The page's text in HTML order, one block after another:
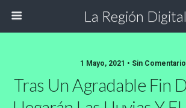
La Región Digital
1 Mayo, 2021 • Sin
Tras Un Agradable Fin